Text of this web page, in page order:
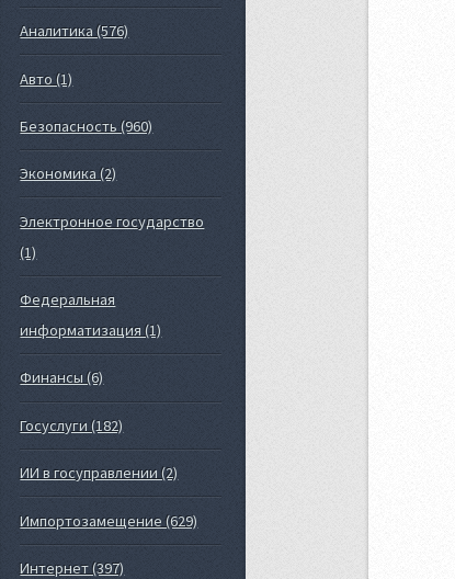
Аналитика (576)
Авто (1)
Безопасность (960)
Экономика (2)
Электронное государство
(1)
Федеральная
информатизация (1)
Финансы (6)
Госуслуги (182)
ИИ в госуправлении (2)
Импортозамещение (629)
Интернет (397)